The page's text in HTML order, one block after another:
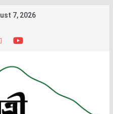
7, 2026